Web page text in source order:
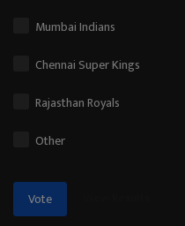
Mumbai Indians
Chennai Super Kings
Rajasthan Royals
Other
Vote